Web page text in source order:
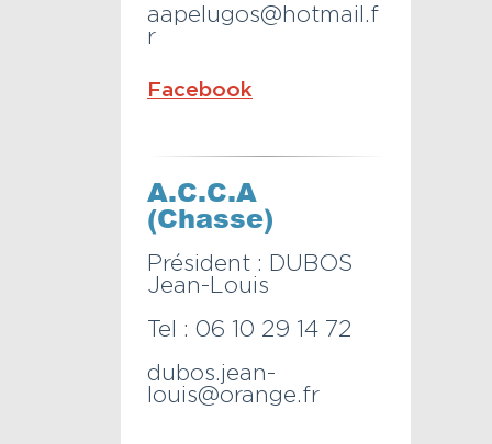
aapelugos@hotmail.f
r
Facebook
A.C.C.A
(Chasse)
Président : DUBOS
Jean-Louis
Tel : 06 10 29 14 72
dubos.jean-
louis@orange.fr